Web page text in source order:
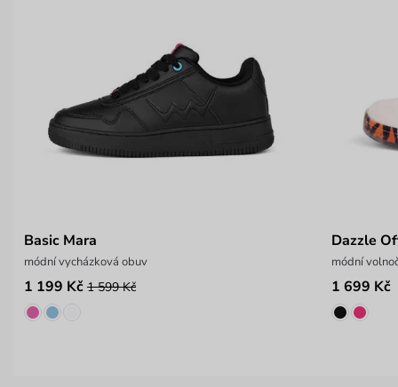
Basic Mara
módní vycházková obuv
1 199 Kč 1 599 Kč
Dazzle
módní
1 699 Kč